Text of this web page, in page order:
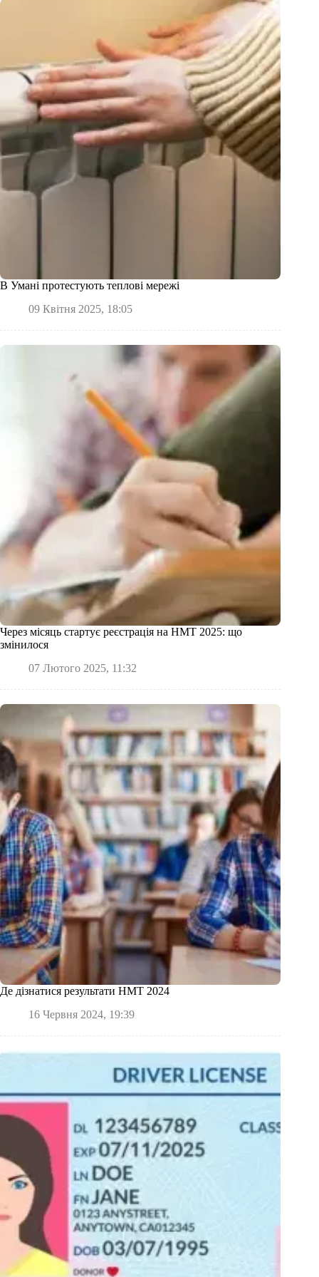
В Умані протестують теплові мережі
09 Квітня 2025, 18:05
Через місяць стартує реєстрація на НМТ 2025: що
змінилося
07 Лютого 2025, 11:32
Де дізнатися результати НМТ 2024
16 Червня 2024, 19:39